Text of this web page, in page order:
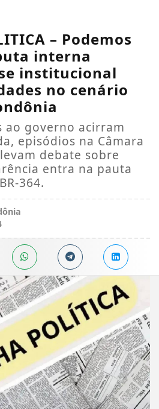
– Podemos
interna
institucional
no cenário
ao governo acirram
episódios na Câmara
debate sobre
entra na pauta
364.